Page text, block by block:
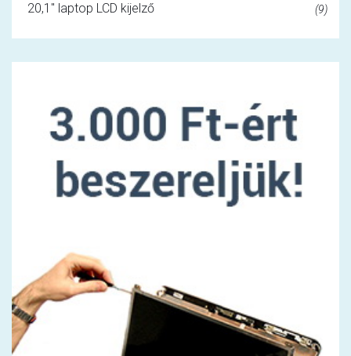
20,1" laptop LCD kijelző (9)